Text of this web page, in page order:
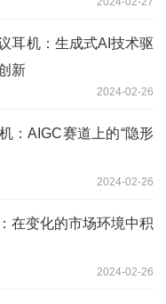
耳机：生成式AI技术驱
新
2024-02-26
：AIGC赛道上的“隐形
2024-02-26
在变化的市场环境中积
2024-02-26